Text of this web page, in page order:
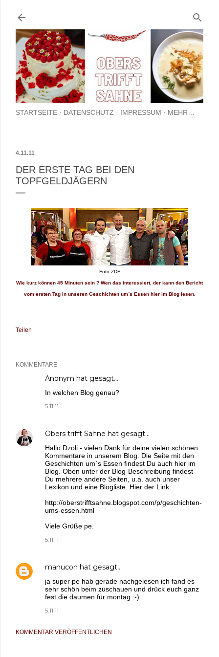
STARTSEITE DATENSCHUTZ IMPRESSUM MEHR…
4.11.11
DER ERSTE TAG BEI DEN
TOPFGELDJÄGERN
Foto ZDF
Wie kurz können 45 Minuten sein ? Wen das interessiert, der kann den Bericht
vom ersten Tag in unseren Geschichten um`s Essen hier im Blog lesen.
Teilen
KOMMENTARE
Anonym hat gesagt…
In welchen Blog genau?
5.11.11
Obers trifft Sahne hat gesagt…
Hallo Dzoli - vielen Dank für deine vielen schönen
Kommentare in unserem Blog. Die Seite mit den
Geschichten um`s Essen findest Du auch hier im
Blog. Oben unter der Blog-Beschreibung findest
Du mehrere andere Seiten, u.a. auch unser
Lexikon und eine Blogliste. Hier der Link:
http://oberstrifftsahne.blogspot.com/p/geschichten-
ums-essen.html
Viele Grüße pe.
5.11.11
manucon hat gesagt…
ja super pe hab gerade nachgelesen ich fand es
sehr schön beim zuschauen und drück euch ganz
fest die daumen für montag :-)
5.11.11
KOMMENTAR VERÖFFENTLICHEN